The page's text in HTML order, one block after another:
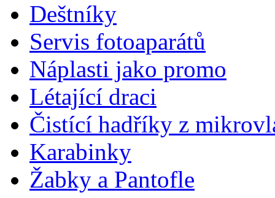
Deštníky
Servis fotoaparátů
Náplasti jako promo
Létající draci
Čistící hadříky z
Karabinky
Žabky a Pantofle